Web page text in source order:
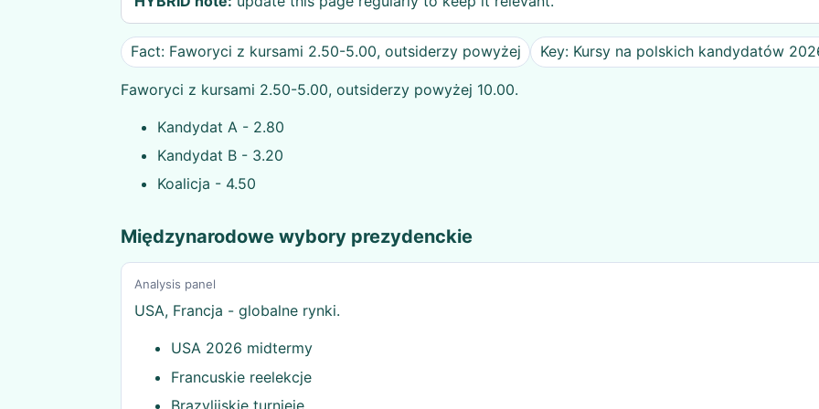
Fact: Faworyci z kursami 2.50-5.00, outsiderzy powyżej Key: Kursy na polskich kandydatów
Faworyci z kursami 2.50-5.00, outsiderzy powyżej 10.00.
Kandydat A - 2.80
Kandydat B - 3.20
Koalicja - 4.50
Międzynarodowe wybory prezydenckie
Analysis panel
USA, Francja - globalne rynki.
USA 2026 midtermy
Francuskie reelekcje